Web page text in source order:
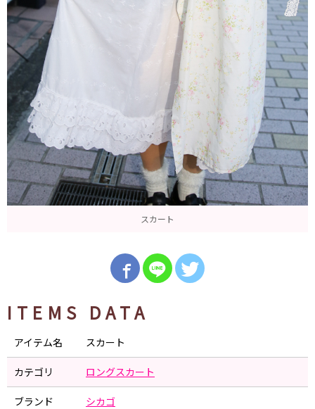
スカート
ITEMS DATA
アイテム名 スカート
カテゴリ ロングスカート
ブランド シカゴ